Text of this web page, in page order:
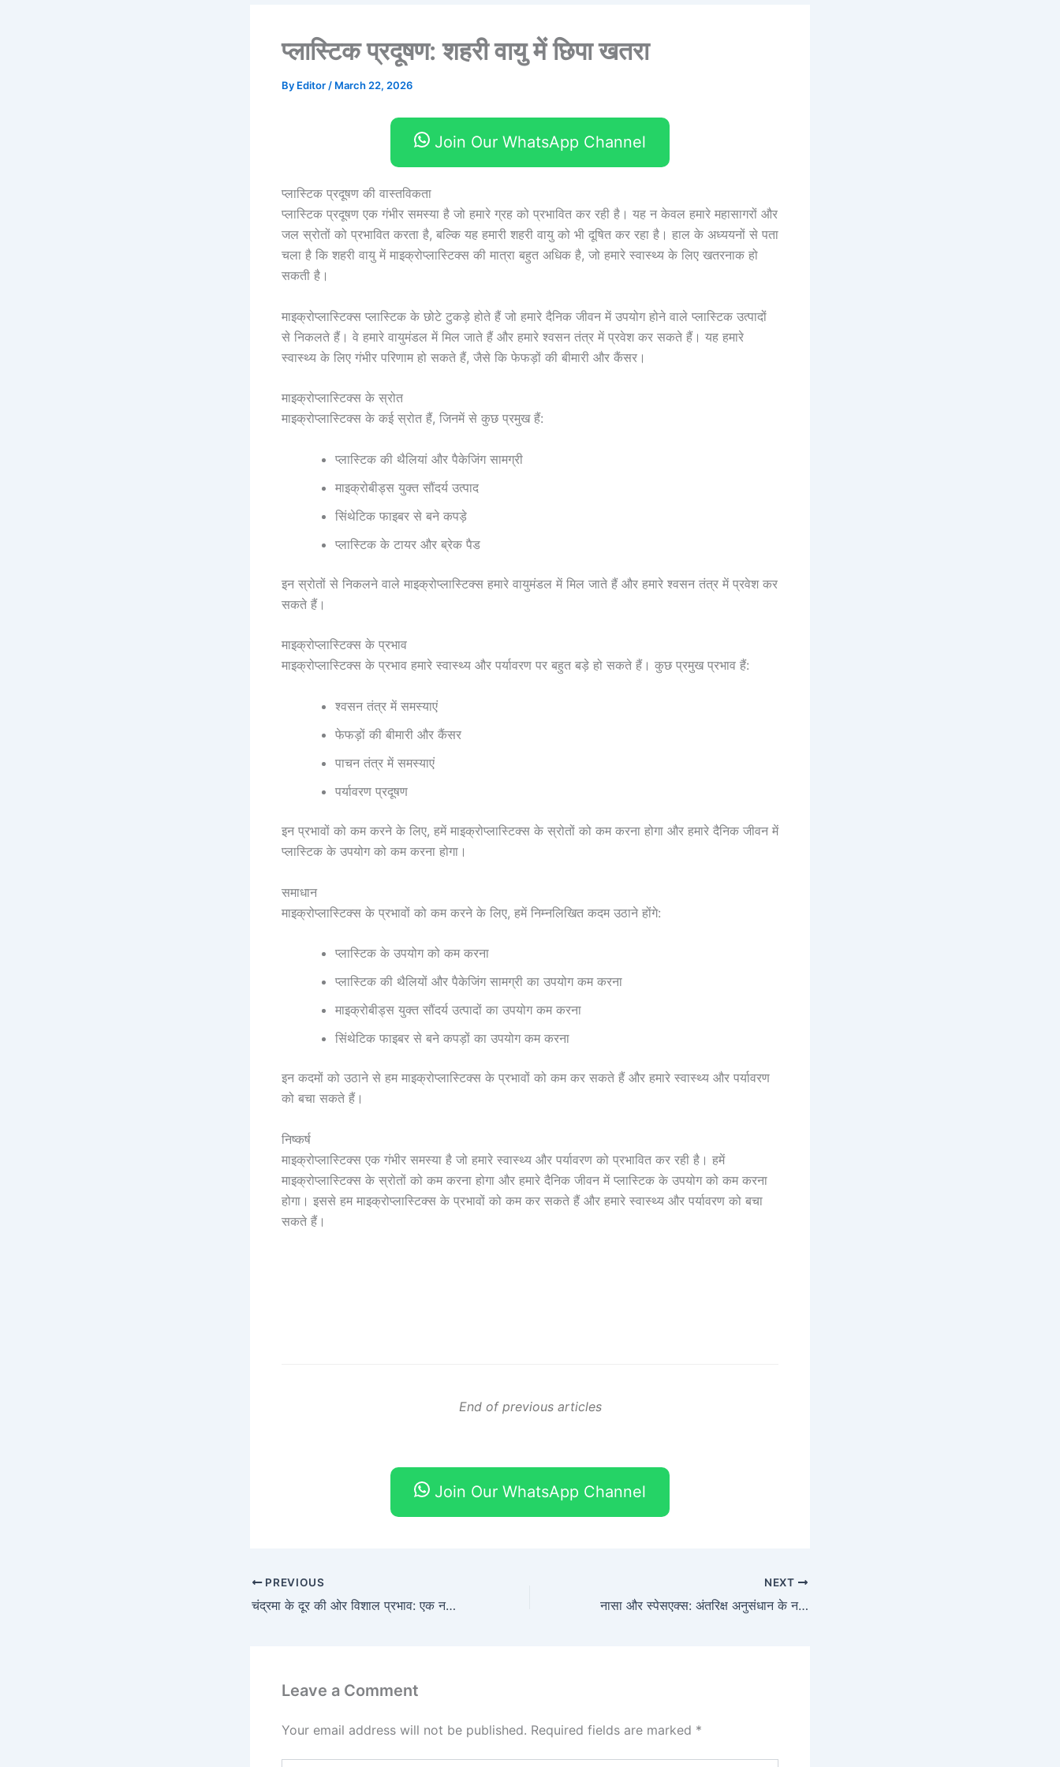
प्लास्टिक प्रदूषण: शहरी वायु में छिपा खतरा
By Editor / March 22, 2026
Join Our WhatsApp Channel
प्लास्टिक प्रदूषण की वास्तविकता
प्लास्टिक प्रदूषण एक गंभीर समस्या है जो हमारे ग्रह को प्रभावित कर रही है। यह न केवल हमारे महासागरों और
जल स्रोतों को प्रभावित करता है, बल्कि यह हमारी शहरी वायु को भी दूषित कर रहा है। हाल के अध्ययनों से पता
चला है कि शहरी वायु में माइक्रोप्लास्टिक्स की मात्रा बहुत अधिक है, जो हमारे स्वास्थ्य के लिए खतरनाक हो
सकती है।
माइक्रोप्लास्टिक्स प्लास्टिक के छोटे टुकड़े होते हैं जो हमारे दैनिक जीवन में उपयोग होने वाले प्लास्टिक उत्पादों
से निकलते हैं। वे हमारे वायुमंडल में मिल जाते हैं और हमारे श्वसन तंत्र में प्रवेश कर सकते हैं। यह हमारे
स्वास्थ्य के लिए गंभीर परिणाम हो सकते हैं, जैसे कि फेफड़ों की बीमारी और कैंसर।
माइक्रोप्लास्टिक्स के स्रोत
माइक्रोप्लास्टिक्स के कई स्रोत हैं, जिनमें से कुछ प्रमुख हैं:
प्लास्टिक की थैलियां और पैकेजिंग सामग्री
माइक्रोबीड्स युक्त सौंदर्य उत्पाद
सिंथेटिक फाइबर से बने कपड़े
प्लास्टिक के टायर और ब्रेक पैड
इन स्रोतों से निकलने वाले माइक्रोप्लास्टिक्स हमारे वायुमंडल में मिल जाते हैं और हमारे श्वसन तंत्र में प्रवेश कर
सकते हैं।
माइक्रोप्लास्टिक्स के प्रभाव
माइक्रोप्लास्टिक्स के प्रभाव हमारे स्वास्थ्य और पर्यावरण पर बहुत बड़े हो सकते हैं। कुछ प्रमुख प्रभाव हैं:
श्वसन तंत्र में समस्याएं
फेफड़ों की बीमारी और कैंसर
पाचन तंत्र में समस्याएं
पर्यावरण प्रदूषण
इन प्रभावों को कम करने के लिए, हमें माइक्रोप्लास्टिक्स के स्रोतों को कम करना होगा और हमारे दैनिक जीवन में
प्लास्टिक के उपयोग को कम करना होगा।
समाधान
माइक्रोप्लास्टिक्स के प्रभावों को कम करने के लिए, हमें निम्नलिखित कदम उठाने होंगे:
प्लास्टिक के उपयोग को कम करना
प्लास्टिक की थैलियों और पैकेजिंग सामग्री का उपयोग कम करना
माइक्रोबीड्स युक्त सौंदर्य उत्पादों का उपयोग कम करना
सिंथेटिक फाइबर से बने कपड़ों का उपयोग कम करना
इन कदमों को उठाने से हम माइक्रोप्लास्टिक्स के प्रभावों को कम कर सकते हैं और हमारे स्वास्थ्य और पर्यावरण
को बचा सकते हैं।
निष्कर्ष
माइक्रोप्लास्टिक्स एक गंभीर समस्या है जो हमारे स्वास्थ्य और पर्यावरण को प्रभावित कर रही है। हमें
माइक्रोप्लास्टिक्स के स्रोतों को कम करना होगा और हमारे दैनिक जीवन में प्लास्टिक के उपयोग को कम करना
होगा। इससे हम माइक्रोप्लास्टिक्स के प्रभावों को कम कर सकते हैं और हमारे स्वास्थ्य और पर्यावरण को बचा
सकते हैं।
End of previous articles
Join Our WhatsApp Channel
PREVIOUS
चंद्रमा के दूर की ओर विशाल प्रभाव: एक नए अध्ययन के नतीजे
NEXT
नासा और स्पेसएक्स: अंतरिक्ष अनुसंधान के नए आयाम
Leave a Comment
Your email address will not be published. Required fields are marked *